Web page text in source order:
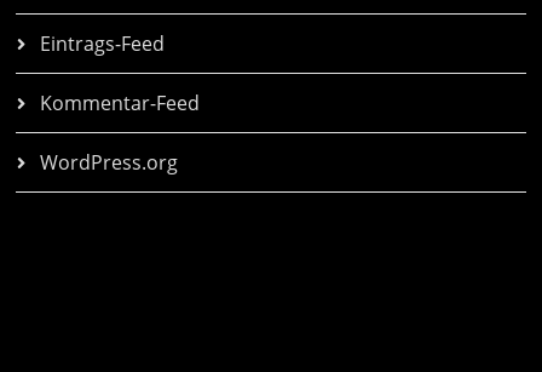
Eintrags-Feed
Kommentar-Feed
WordPress.org